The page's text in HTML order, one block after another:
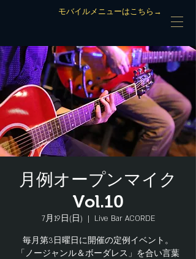
モバイルメニューはこちら→
月例オープンマイク
Vol.10
7月19日(日)
  |
Live Bar ACORDE
毎月第3日曜日に開催の定例イベント。
「ノージャンル＆ボーダレス」を合い言葉